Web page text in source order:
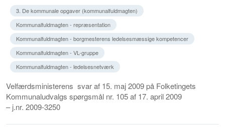
3. De kommunale opgaver (kommunalfuldmagten)
Kommunalfuldmagten - repræsentation
Kommunalfuldmagten - borgmesterens ledelsesmæssige kompetencer
Kommunalfuldmagten - VL-gruppe
Kommunalfuldmagten - ledelsesnetværk
Velfærdsministerens svar af 15. maj 2009 på Folketingets
Kommunaludvalgs spørgsmål nr. 105 af 17. april 2009
– j.nr. 2009-3250